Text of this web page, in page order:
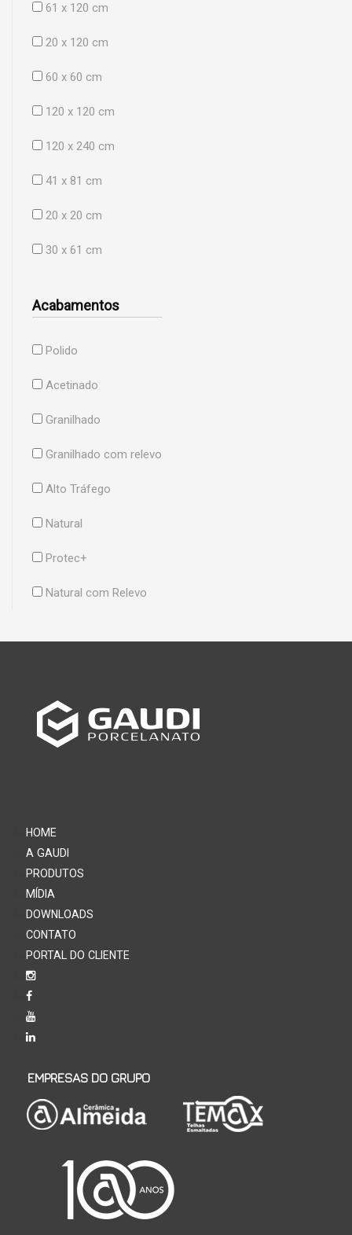
61 x 120 cm
20 x 120 cm
60 x 60 cm
120 x 120 cm
120 x 240 cm
41 x 81 cm
20 x 20 cm
30 x 61 cm
Acabamentos
Polido
Acetinado
Granilhado
Granilhado com relevo
Alto Tráfego
Natural
Protec+
Natural com Relevo
HOME
A GAUDI
PRODUTOS
MÍDIA
DOWNLOADS
CONTATO
PORTAL DO CLIENTE
EMPRESAS DO GRUPO